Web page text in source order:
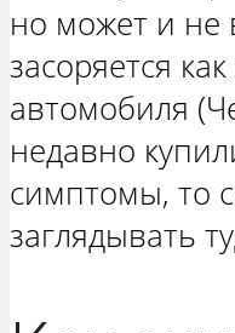
но может и не
засоряется
автомобиля
недавно
симптомы, то
заглядывать